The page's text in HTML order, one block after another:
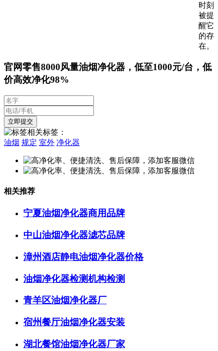
时刻
被提
醒它
的存
在。
官网零售8000风量油烟净化器，低至1000元/台，低
价高效净化98%
相关标签：
油烟 规定 室外 净化器
相关推荐
宁夏油烟净化器商用品牌
中山油烟净化器滤芯品牌
漳州酒店静电油烟净化器价格
油烟净化器检测机构检测
青羊区油烟净化器厂
宿州餐厅油烟净化器安装
湖北餐馆油烟净化器厂家